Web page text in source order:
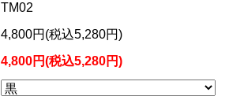
TM02
4,800円(税込5,280円)
4,800円(税込5,280円)